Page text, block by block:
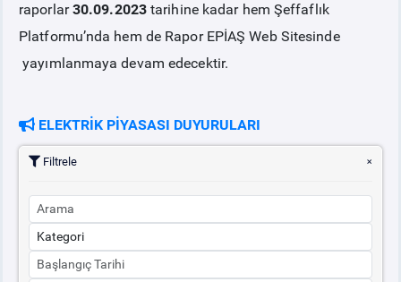
raporlar30.09.2023tarihine kadar hem Şeffaflık
Platformu’nda hem de Rapor EPİAŞ Web Sitesinde
yayımlanmaya devam edecektir.
ELEKTRİK PİYASASI DUYURULARI
Filtrele